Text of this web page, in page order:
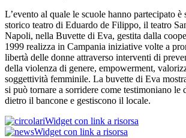
L’evento al quale le scuole hanno partecipato è
storico teatro di Eduardo de Filippo, il teatro
Napoli, nella Buvette di Eva, gestita dalla
1999 realizza in Campania iniziative volte a
libertà delle donne attraverso interventi di
della violenza di genere, empowerment,
soggettività femminile. La buvette di Eva
si può tornare a sorridere come testimoniano le
dietro il bancone e gestiscono il locale.
Widget con link a risorsa
Widget con link a risorsa